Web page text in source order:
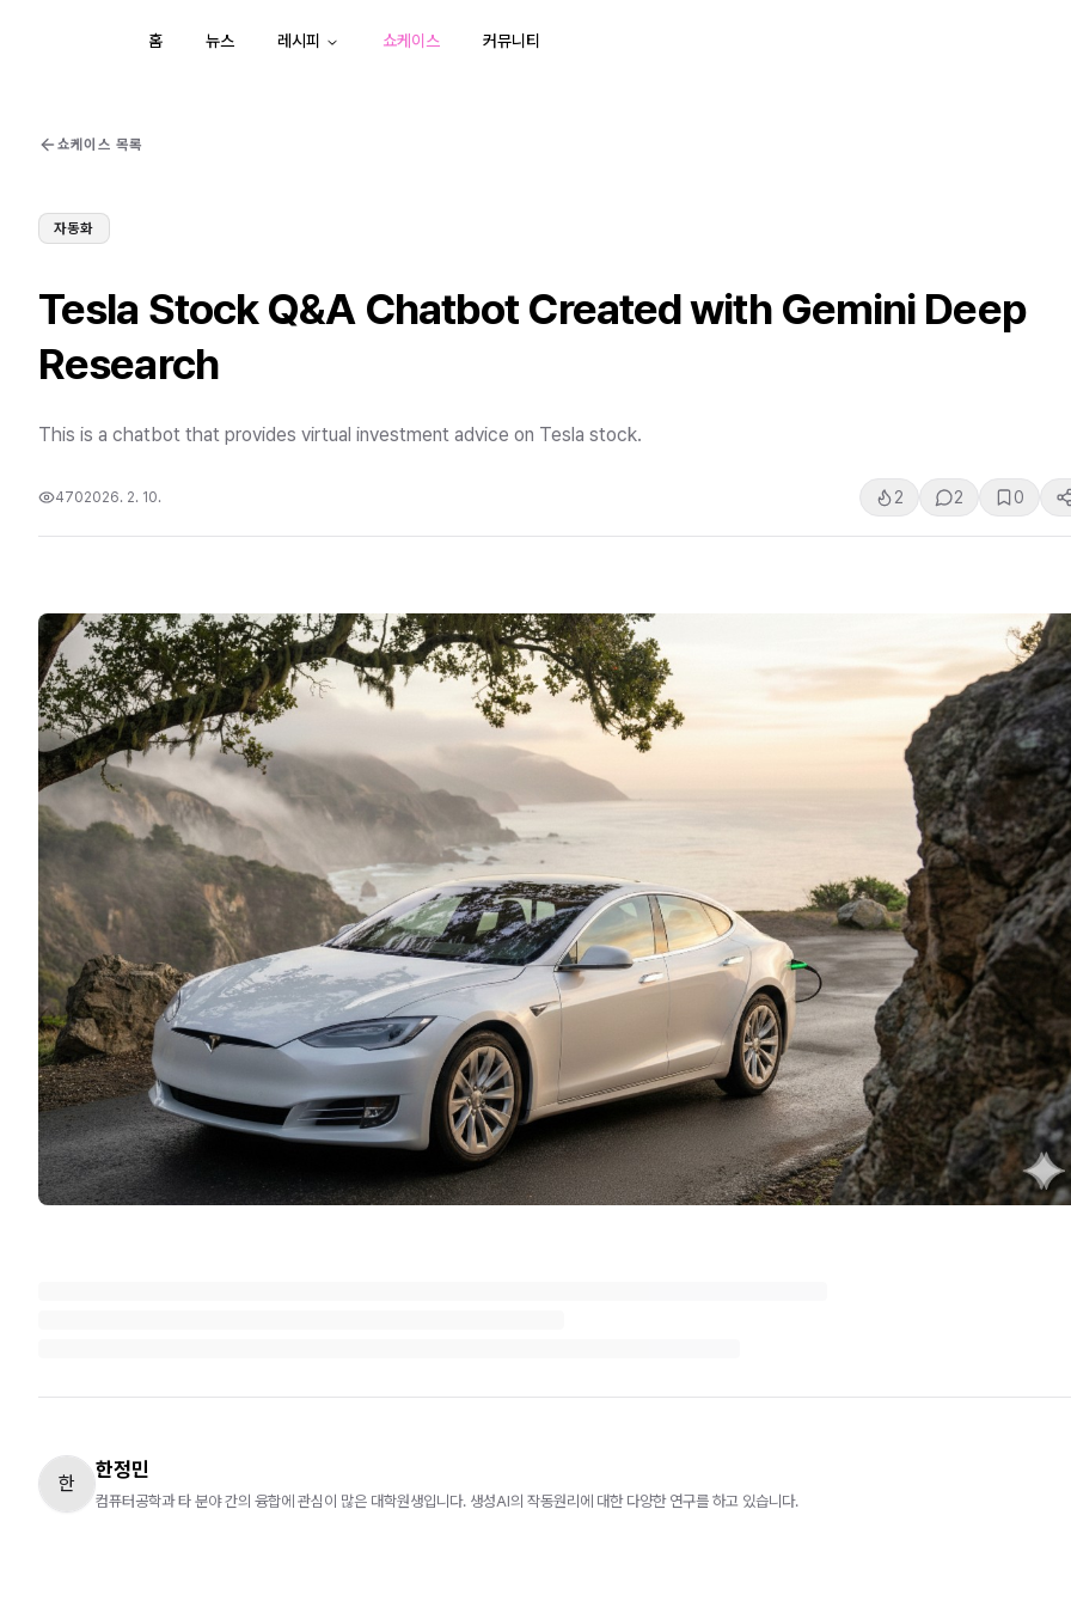
홈 뉴스 레시피 쇼케이스 커뮤니티
쇼케이스 목록
자동화
Tesla Stock Q&A Chatbot Created with Gemini Deep
Research
This is a chatbot that provides virtual investment advice on Tesla stock.
4702026. 2. 10. 2 2 0
한
한정민
컴퓨터공학과 타 분야 간의 융합에 관심이 많은 대학원생입니다. 생성AI의 작동원리에 대한 다양한 연구를 하고 있습니다.